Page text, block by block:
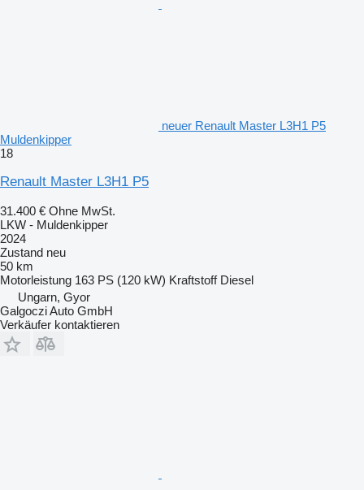
neuer Renault Master L3H1 P5
Muldenkipper
18
Renault Master L3H1 P5
31.400 € Ohne MwSt.
LKW - Muldenkipper
2024
Zustand neu
50 km
Motorleistung 163 PS (120 kW) Kraftstoff Diesel
Ungarn, Gyor
Galgoczi Auto GmbH
Verkäufer kontaktieren